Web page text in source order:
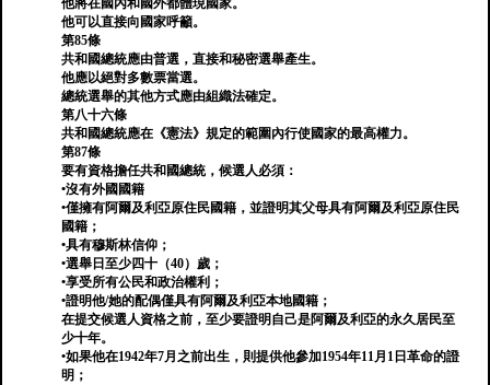
他將在國內和國外都體現國家。
他可以直接向國家呼籲。
第85條
共和國總統應由普選，直接和秘密選舉產生。
他應以絕對多數票當選。
總統選舉的其他方式應由組織法確定。
第八十六條
共和國總統應在《憲法》規定的範圍內行使國家的最高權力。
第87條
要有資格擔任共和國總統，候選人必須：
•沒有外國國籍
•僅擁有阿爾及利亞原住民國籍，並證明其父母具有阿爾及利亞原住民
國籍；
•具有穆斯林信仰；
•選舉日至少四十（40）歲；
•享受所有公民和政治權利；
•證明他/她的配偶僅具有阿爾及利亞本地國籍；
在提交候選人資格之前，至少要證明自己是阿爾及利亞的永久居民至
少十年。
•如果他在1942年7月之前出生，則提供他參加1954年11月1日革命的證
明；